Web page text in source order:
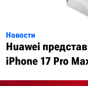
Новости
Huawei
iPhone 17 Pro